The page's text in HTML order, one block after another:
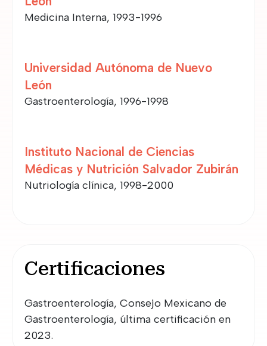
Medicina Interna, 1993-1996
Universidad Autónoma de Nuevo
León
Gastroenterología, 1996-1998
Instituto Nacional de Ciencias
Médicas y Nutrición Salvador Zubirán
Nutriología clínica, 1998-2000
Certificaciones
Gastroenterología, Consejo Mexicano de
Gastroenterología, última certificación en
2023.